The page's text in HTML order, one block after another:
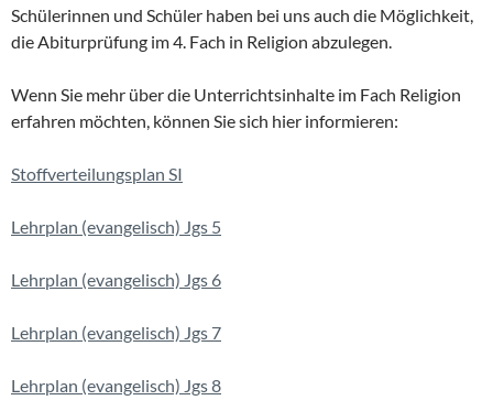
Schülerinnen und Schüler haben bei uns auch die Möglichkeit,
die Abiturprüfung im 4. Fach in Religion abzulegen.
Wenn Sie mehr über die Unterrichtsinhalte im Fach Religion
erfahren möchten, können Sie sich hier informieren:
Stoffverteilungsplan SI
Lehrplan (evangelisch) Jgs 5
Lehrplan (evangelisch) Jgs 6
Lehrplan (evangelisch) Jgs 7
Lehrplan (evangelisch) Jgs 8